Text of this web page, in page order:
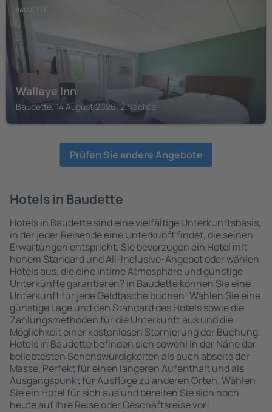
BAUDETTE
Walleye Inn
Baudette, 14 August 2026, 2 Nächte
Prüfen Sie andere Angebote
Hotels in Baudette
Hotels in Baudette sind eine vielfältige Unterkunftsbasis,
in der jeder Reisende eine Unterkunft findet, die seinen
Erwartungen entspricht. Sie bevorzugen ein Hotel mit
hohem Standard und All-Inclusive-Angebot oder wählen
Hotels aus, die eine intime Atmosphäre und günstige
Unterkünfte garantieren? in Baudette können Sie eine
Unterkunft für jede Geldtasche buchen! Wählen Sie eine
günstige Lage und den Standard des Hotels sowie die
Zahlungsmethoden für die Unterkunft aus und die
Möglichkeit einer kostenlosen Stornierung der Buchung.
Hotels in Baudette befinden sich sowohl in der Nähe der
beliebtesten Sehenswürdigkeiten als auch abseits der
Masse. Perfekt für einen längeren Aufenthalt und als
Ausgangspunkt für Ausflüge zu anderen Orten. Wählen
Sie ein Hotel für sich aus und bereiten Sie sich noch
heute auf Ihre Reise oder Geschäftsreise vor!